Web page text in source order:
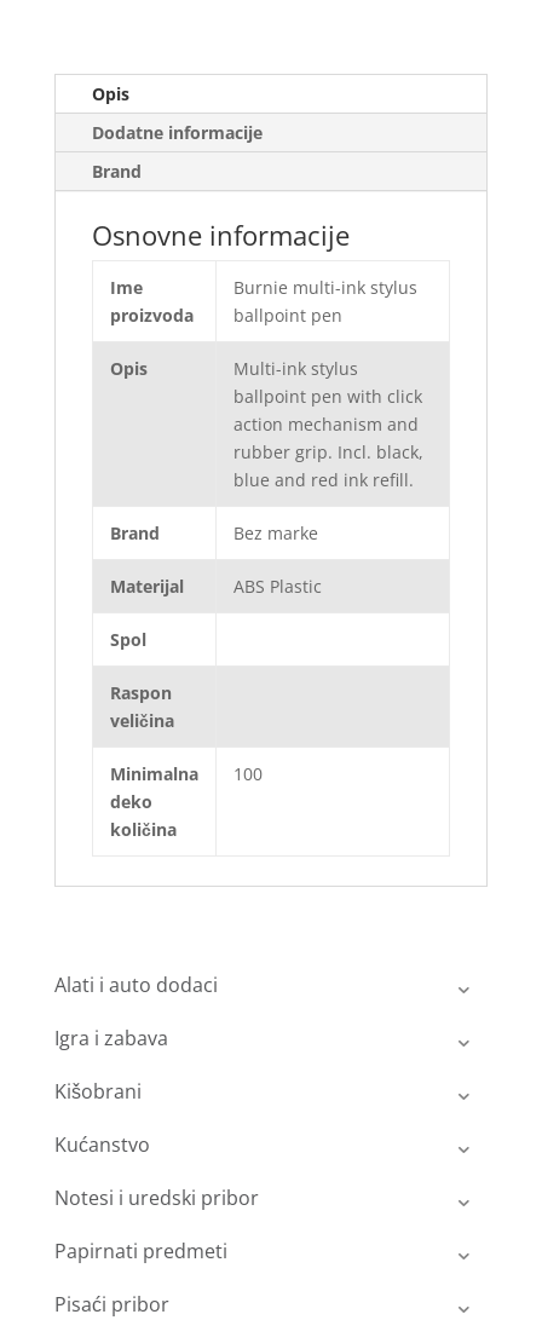
Opis
Dodatne informacije
Brand
Osnovne informacije
Ime
proizvoda
Burnie multi-ink stylus
ballpoint pen
Opis
Multi-ink stylus
ballpoint pen with click
action mechanism and
rubber grip. Incl. black,
blue and red ink refill.
Brand Bez marke
Materijal ABS Plastic
Spol
Raspon
veličina
Minimalna
deko
količina
100
Alati i auto dodaci
Igra i zabava
Kišobrani
Kućanstvo
Notesi i uredski pribor
Papirnati predmeti
Pisaći pribor